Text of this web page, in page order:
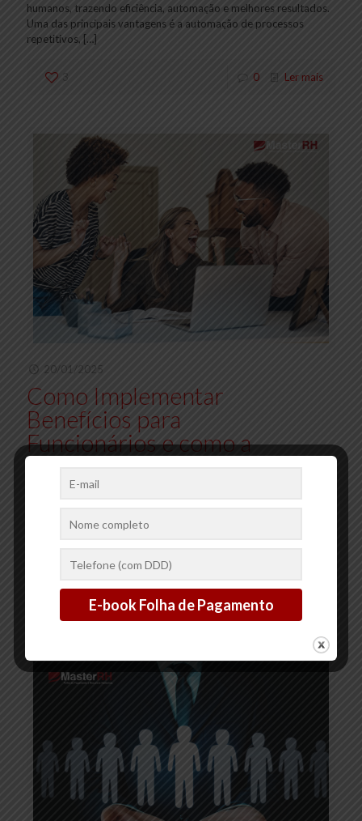
humanos, trazendo eficiência, automação e melhores resultados.
Uma das principais vantagens é a automação de processos
repetitivos, […]
3 0 Ler mais
20/01/2025
Como Implementar
Benefícios para
Funcionários e como a
Master RH Pode Ajudar
Nesse Processo
A implementação de benefícios para funcionários é uma
benefícios[…]
0